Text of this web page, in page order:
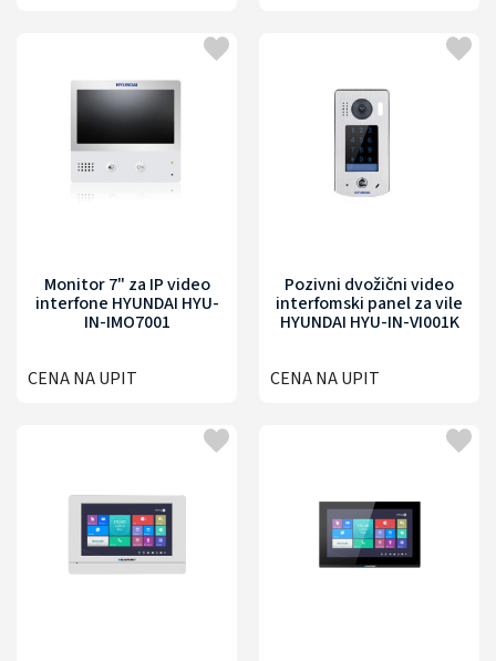
Monitor 7" za IP video
interfone HYUNDAI HYU-
IN-IMO7001
CENA NA UPIT
Pozivni dvožični video
interfomski panel za vile
HYUNDAI HYU-IN-VI001K
CENA NA UPIT